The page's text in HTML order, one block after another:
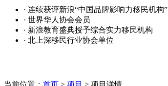
· 连续获评新浪“中国品牌影响力移民机构”
· 世界华人协会会员
· 新浪教育盛典授予综合实力移民机构
· 北上深移民行业协会单位
当前位置： 首页 > 项目 > 项目详情